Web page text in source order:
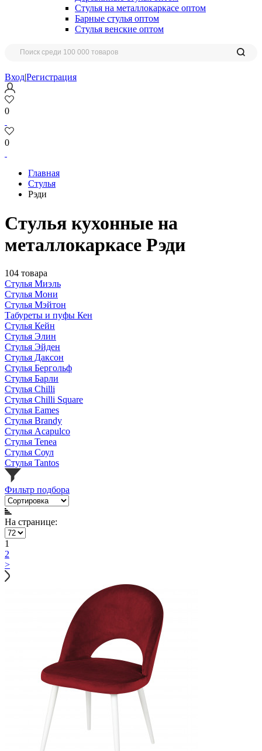
Стулья на металлокаркасе оптом
Барные стулья оптом
Стулья венские оптом
Вход|Регистрация
0
0
Главная
Стулья
Рэди
Стулья кухонные на
металлокаркасе Рэди
104 товара
Стулья Миэль
Стулья Мони
Стулья Мэйтон
Табуреты и пуфы Кен
Стулья Кейн
Стулья Элин
Стулья Эйден
Стулья Даксон
Стулья Бергольф
Стулья Барли
Стулья Chilli
Стулья Chilli Square
Стулья Eames
Стулья Brandy
Стулья Acapulco
Стулья Tenea
Стулья Соул
Стулья Tantos
Фильтр подбора
На странице:
1
2
>